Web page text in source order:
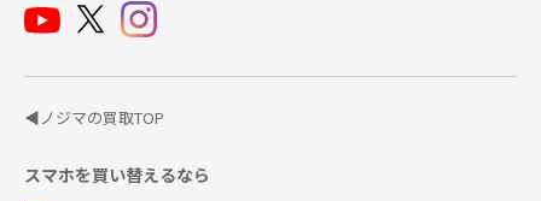
◀ノジマの買取TOP
スマホを買い替えるなら